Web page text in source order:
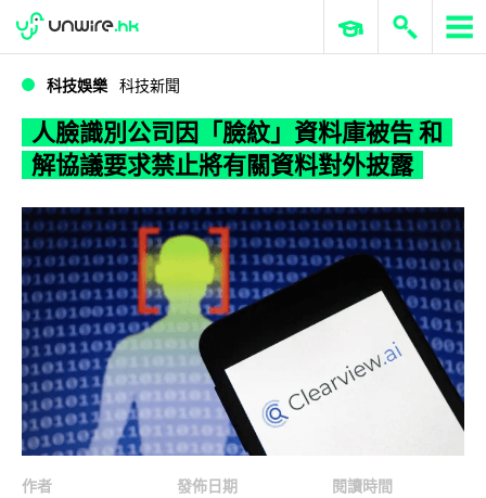
WWDC 2026 ERP 與商業 AI
科技娛樂 科技新聞
人臉識別公司因「臉紋」資料庫被告 和
解協議要求禁止將有關資料對外披露
作者
發佈日期
閱讀時間